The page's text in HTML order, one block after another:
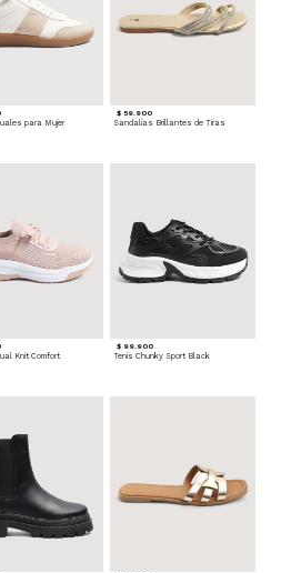
para Mujer
$ 59.900
Sandalias Brillantes de Tiras
Knit Comfort
$ 99.900
Tenis Chunky Sport Black